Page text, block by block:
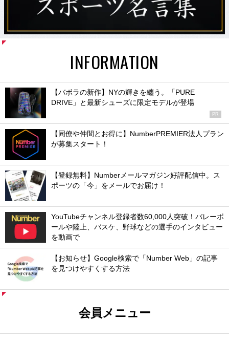
INFORMATION
【バボラの新作】NYの輝きを纏う。「PURE
DRIVE」と最新シューズに限定モデルが登場
PR
【同僚や仲間とお得に】NumberPREMIER法人プラン
が募集スタート！
【登録無料】Numberメールマガジン好評配信中。ス
ポーツの「今」をメールでお届け！
YouTubeチャンネル登録者数60,000人突破！バレーボ
ールや陸上、バスケ、野球などの選手のインタビュー
を動画で
【お知らせ】Google検索で「Number Web」の記事
を見つけやすくする方法
会員メニュー